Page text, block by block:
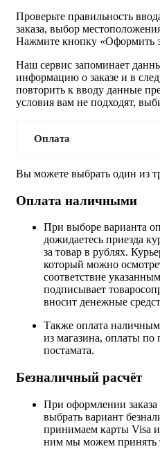
Проверьте правильность
заказа, выбор
Нажмите кнопку «Оформить
Наш сервис запоминает
информацию о заказе и в
повторить к вводу данные
условия вам не подходят,
Оплата
Вы можете выбрать один из
Оплата наличными
При выборе варианта
дожидаетесь приезда
за товар в рублях.
который можно
соответствие
подписывает
вносит денежные
Также оплата
из магазина, оплаты по
постамата.
Безналичный расчёт
При оформлении
выбрать вариант
принимаем карты Visa
ним мы можем принять